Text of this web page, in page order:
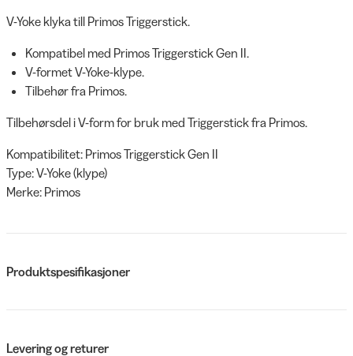
V-Yoke klyka till Primos Triggerstick.
Kompatibel med Primos Triggerstick Gen II.
V-formet V-Yoke-klype.
Tilbehør fra Primos.
Tilbehørsdel i V-form for bruk med Triggerstick fra Primos.
Kompatibilitet: Primos Triggerstick Gen II
Type: V-Yoke (klype)
Merke: Primos
Produktspesifikasjoner
Levering og returer